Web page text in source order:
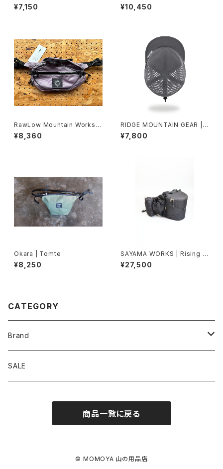
¥7,150 ¥10,450
RawLow Mountain Works |
Nuts Pack
¥8,360
RIDGE MOUNTAIN GEAR | B
asic Cap Punching
¥7,800
Okara | Tomte
¥8,250
SAYAMA WORKS | Rising X
-PAC VX21 Black
¥27,500
CATEGORY
Brand
アソビビト
SALE
商品一覧に戻る
© MOMOYA 山の用品店